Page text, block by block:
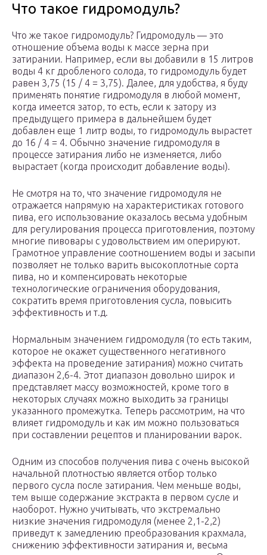
Что такое гидромодуль?
Что же такое гидромодуль? Гидромодуль — это
отношение объема воды к массе зерна при
затирании. Например, если вы добавили в 15 литров
воды 4 кг дробленого солода, то гидромодуль будет
равен 3,75 (15 / 4 = 3,75). Далее, для удобства, я буду
применять понятие гидромодуля в любой момент,
когда имеется затор, то есть, если к затору из
предыдущего примера в дальнейшем будет
добавлен еще 1 литр воды, то гидромодуль вырастет
до 16 / 4 = 4. Обычно значение гидромодуля в
процессе затирания либо не изменяется, либо
вырастает (когда происходит добавление воды).
Не смотря на то, что значение гидромодуля не
отражается напрямую на характеристиках готового
пива, его использование оказалось весьма удобным
для регулирования процесса приготовления, поэтому
многие пивовары с удовольствием им оперируют.
Грамотное управление соотношением воды и засыпи
позволяет не только варить высокоплотные сорта
пива, но и компенсировать некоторые
технологические ограничения оборудования,
сократить время приготовления сусла, повысить
эффективность и т.д.
Нормальным значением гидромодуля (то есть таким,
которое не окажет существенного негативного
эффекта на проведение затирания) можно считать
диапазон 2,6-4. Этот диапазон довольно широк и
представляет массу возможностей, кроме того в
некоторых случаях можно выходить за границы
указанного промежутка. Теперь рассмотрим, на что
влияет гидромодуль и как им можно пользоваться
при составлении рецептов и планировании варок.
Одним из способов получения пива с очень высокой
начальной плотностью является отбор только
первого сусла после затирания. Чем меньше воды,
тем выше содержание экстракта в первом сусле и
наоборот. Нужно учитывать, что экстремально
низкие значения гидромодуля (менее 2,1-2,2)
приведут к замедлению преобразования крахмала,
снижению эффективности затирания и, весьма